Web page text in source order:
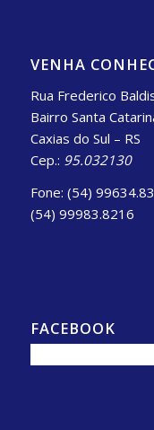
VENHA
Rua Frederico
Bairro Santa
Caxias do Sul – RS
Cep.: 95.032130
Fone: (54)
(54) 99983.8216
FACEBOOK